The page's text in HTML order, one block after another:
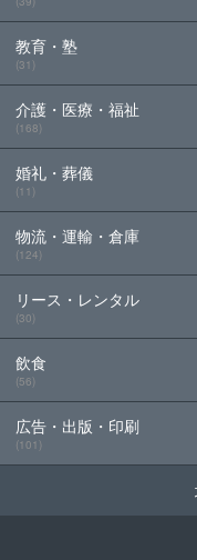
教育・塾
(31)
介護・医療・福祉
(168)
婚礼・葬儀
(11)
物流・運輸・倉庫
(124)
リース・レンタル
(30)
飲食
(56)
広告・出版・印刷
(101)